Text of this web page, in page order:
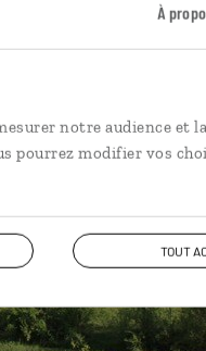
À
notre audience et
pourrez modifier vos
TOUT